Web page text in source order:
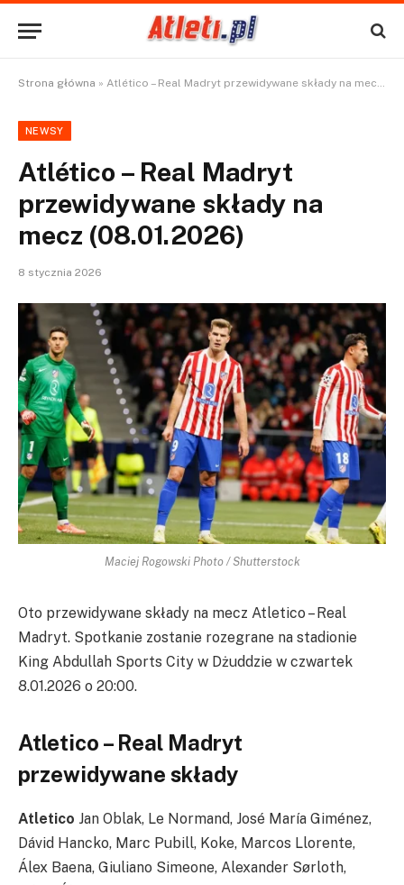
Strona główna » Atlético – Real Madryt przewidywane składy na mecz (08.01.2026)
NEWSY
Atlético – Real Madryt
przewidywane składy na
mecz (08.01.2026)
8 stycznia 2026
Maciej Rogowski Photo / Shutterstock
Oto przewidywane składy na mecz Atletico – Real
Madryt. Spotkanie zostanie rozegrane na stadionie
King Abdullah Sports City w Dżuddzie w czwartek
8.01.2026 o 20:00.
Atletico – Real Madryt
przewidywane składy
Atletico Jan Oblak, Le Normand, José María Giménez,
Dávid Hancko, Marc Pubill, Koke, Marcos Llorente,
Álex Baena, Giuliano Simeone, Alexander Sørloth,